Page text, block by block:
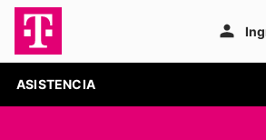
ASISTENCIA